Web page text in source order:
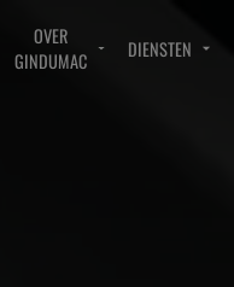
OVER
GINDUMAC
DIENSTEN